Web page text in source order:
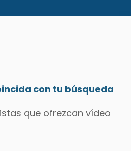
con tu búsqueda
que ofrezcan vídeo